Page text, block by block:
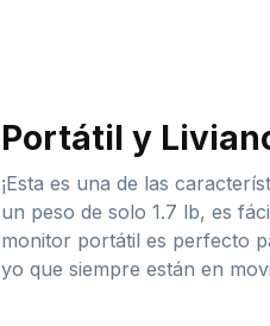
Portátil y
¡Esta es una de las
un peso de solo 1.7 lb, es
monitor portátil es perfecto
yo que siempre están en